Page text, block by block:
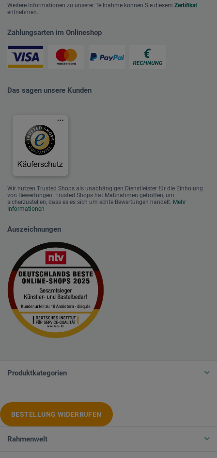
Weitere Informationen zu unserer Teilnahme können Sie diesem Zertifikat
entnehmen.
Zahlungsarten im Onlineshop
Das sagen unsere Kunden
Wir nutzen Trusted Shops als unabhängigen Dienstleister für die Einholung
von Bewertungen. Trusted Shops hat Maßnahmen getroffen, um
sicherzustellen, dass es es sich um echte Bewertungen handelt. Mehr
Informationen
Auszeichnungen
Produktkategorien
BESTELLUNG WIDERRUFEN
Rahmenwelt